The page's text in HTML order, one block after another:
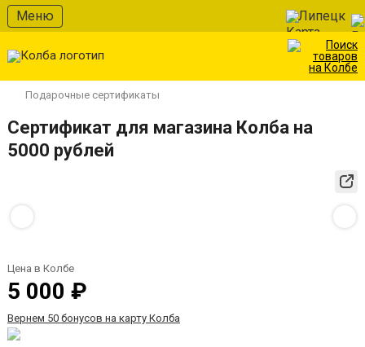
Меню Липецк
Подарочные сертификаты
Сертификат для магазина Колба на
5000 рублей
Цена в Колбе
5 000 ₽
Вернем 50 бонусов на карту Колба